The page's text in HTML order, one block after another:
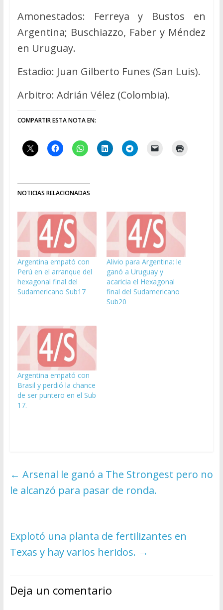
Amonestados: Ferreya y Bustos en
Argentina; Buschiazzo, Faber y Méndez
en Uruguay.
Estadio: Juan Gilberto Funes (San Luis).
Arbitro: Adrián Vélez (Colombia).
COMPARTIR ESTA NOTA EN:
NOTICIAS RELACIONADAS
Argentina empató con
Perú en el arranque del
hexagonal final del
Sudamericano Sub17
Alivio para Argentina: le
ganó a Uruguay y
acaricia el Hexagonal
final del Sudamericano
Sub20
Argentina empató con
Brasil y perdió la chance
de ser puntero en el Sub
17.
← Arsenal le ganó a The Strongest pero no
le alcanzó para pasar de ronda.
Explotó una planta de fertilizantes en
Texas y hay varios heridos. →
Deja un comentario